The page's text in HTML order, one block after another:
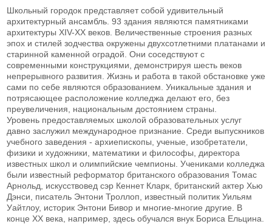
Школьный городок представляет собой удивительный
архитектурный ансамбль. 93 здания являются памятниками
архитектуры XIV-XX веков. Величественные строения разных
эпох и стилей зодчества окружены двухсотлетними платанами и
старинной каменной оградой. Они соседствуют с
современными конструкциями, демонстрируя шесть веков
непрерывного развития. Жизнь и работа в такой обстановке уже
сами по себе являются образованием. Уникальные здания и
потрясающее расположение колледжа делают его, без
преувеличения, национальным достоянием страны.
Уровень предоставляемых школой образовательных услуг
давно заслужил международное признание. Среди выпускников
учебного заведения - архиепископы, ученые, изобретатели,
физики и художники, математики и философы, директора
известных школ и олимпийские чемпионы. Учениками колледжа
были известный реформатор британского образования Томас
Арнольд, искусствовед сэр Кеннет Кларк, британский актер Хью
Дэнси, писатель Энтони Троллоп, известный политик Уильям
Уайтлоу, историк Энтони Бивор и многие-многие другие. В
конце ХХ века, например, здесь обучался внук Бориса Ельцина.